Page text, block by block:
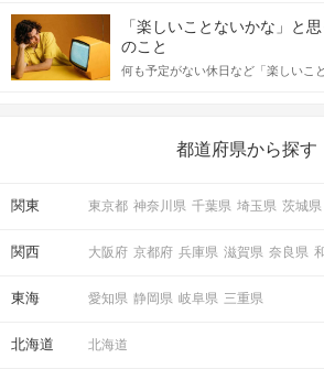
合にどのような行動に繋げるべきか
しかし、中には「どう誘ったらいい
っしゃるのではないでしょうか。
送るLINEでのデートの誘い方のコツ
えながら解説するので、ぜひ参考に
「楽しいことないかな」と
のこと
何も予定がない休日など「楽しいこ
の楽しいことアイデアを集めました
都道府県から探す
関東 東京都 神奈川県 千葉県 埼玉県 茨城県
関西 大阪府 京都府 兵庫県 滋賀県 奈良県
東海 愛知県 静岡県 岐阜県 三重県
北海道 北海道